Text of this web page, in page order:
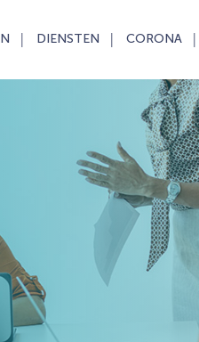
DIENSTEN CORONA